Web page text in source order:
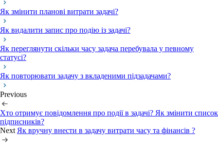
Як змінити планові витрати задачі?
Як видалити запис про подію із задачі?
Як переглянути скільки часу задача перебувала у певному
статусі?
Як повторювати задачу з вкладеними підзадачами?
Previous
Хто отримує повідомлення про події в задачі? Як змінити список
підписників?
Next Як вручну внести в задачу витрати часу та фінансів ?